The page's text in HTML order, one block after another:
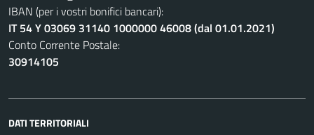
IBAN (per i vostri bonifici bancari):
IT 54 Y 03069 31140 1000000 46008 (dal 01.01.2021)
Conto Corrente Postale:
30914105
DATI TERRITORIALI